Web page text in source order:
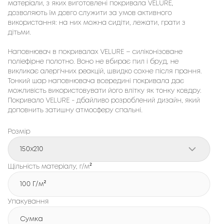
матеріали, з яких виготовлені покривала VELURE,
дозволяють їм довго служити за умов активного
використання: на них можна сидіти, лежати, грати з
дітьми.
Наповнювач в покривалах VELURE – силіконізоване
поліефірне полотно. Воно не вбирає пил і бруд, не
викликає алергічних реакцій, швидко сохне після прання.
Тонкий шар наповнювача всередині покривала дає
можливість використовувати його влітку як тонку ковдру.
Покривало VELURE - дбайливо розроблений дизайн, який
доповнить затишну атмосферу спальні.
Розмір
150x210
Щільність матеріалу, г/м²
100 Г/м²
Упакування
Сумка